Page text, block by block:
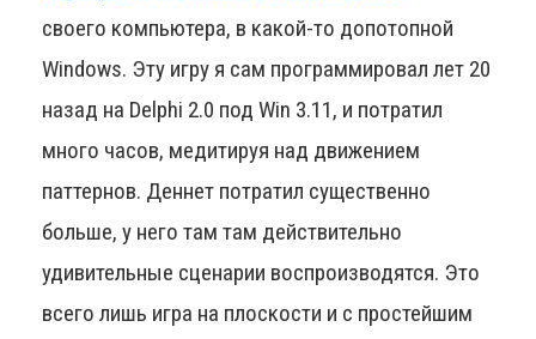
своего компьютера, в какой-то допотопной
Windows. Эту игру я сам программировал лет 20
назад на Delphi 2.0 под Win 3.11, и потратил
много часов, медитируя над движением
паттернов. Деннет потратил существенно
больше, у него там там действительно
удивительные сценарии воспроизводятся. Это
всего лишь игра на плоскости и с простейшим